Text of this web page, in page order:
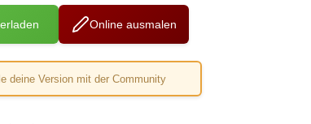
Online ausmalen
deine Version mit der Community